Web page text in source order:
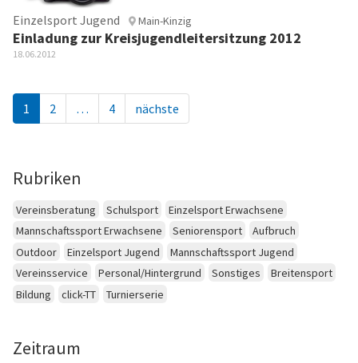
Einzelsport Jugend Main-Kinzig
Einladung zur Kreisjugendleitersitzung 2012
18.06.2012
1 2 … 4 nächste
Rubriken
Vereinsberatung Schulsport
Einzelsport Erwachsene
Mannschaftssport Erwachsene
Seniorensport
Aufbruch
Outdoor
Einzelsport Jugend
Mannschaftssport Jugend
Vereinsservice
Personal/Hintergrund Sonstiges
Breitensport
Bildung
click-TT Turnierserie
Zeitraum